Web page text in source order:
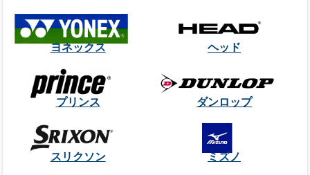
ヨネックス ヘッド
プリンス ダンロップ
スリクソン ミズノ